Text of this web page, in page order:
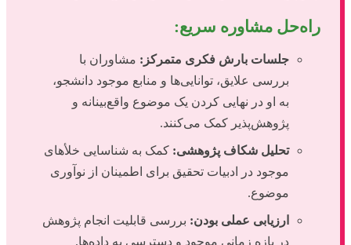
راه‌حل مشاوره سریع:
جلسات بارش فکری متمرکز: مشاوران با
بررسی علایق، توانایی‌ها و منابع موجود دانشجو،
به او در نهایی کردن یک موضوع واقع‌بینانه و
پژوهش‌پذیر کمک می‌کنند.
تحلیل شکاف پژوهشی: کمک به شناسایی خلأهای
موجود در ادبیات تحقیق برای اطمینان از نوآوری
موضوع.
ارزیابی عملی بودن: بررسی قابلیت انجام پژوهش
در بازه زمانی موجود و دسترسی به داده‌ها.